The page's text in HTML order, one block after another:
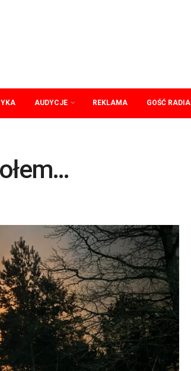
AUDYCJE REKLAMA GOŚĆ RADIA